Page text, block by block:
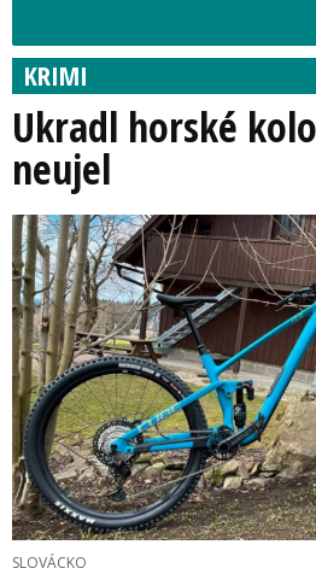
KRIMI
Ukradl horské
neujel
SLOVÁCKO